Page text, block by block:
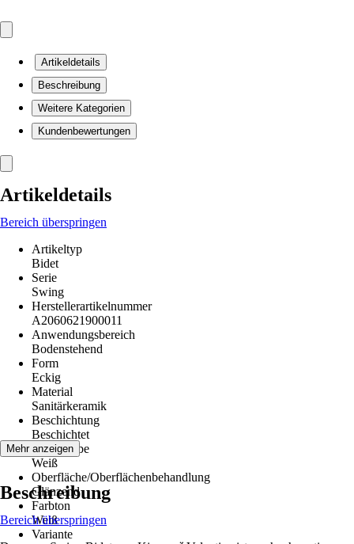
Artikeldetails
Beschreibung
Weitere Kategorien
Kundenbewertungen
Artikeldetails
Bereich überspringen
Artikeltyp
Bidet
Serie
Swing
Herstellerartikelnummer
A2060621900011
Anwendungsbereich
Bodenstehend
Form
Eckig
Material
Sanitärkeramik
Beschichtung
Beschichtet
Grundfarbe
Weiß
Oberfläche/Oberflächenbehandlung
Glänzend
Farbton
Weiß
Variante
Mehr anzeigen
Beschreibung
Bereich überspringen